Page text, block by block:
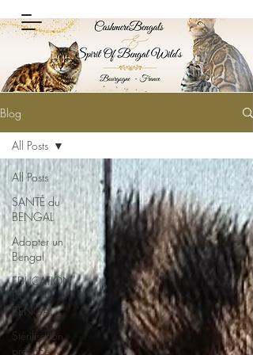
Blog
All Posts
SANTÉ du
BENGAL
Adopter un
Bengal
EDUCATION
DU
BENGAL
Stérilisation
précoce
All Posts